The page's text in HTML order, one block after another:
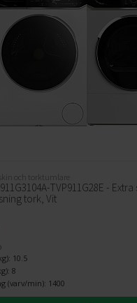
och torktumlare
TVP911G28E -
tork, Vit
10.5
8
(varv/min): 1400